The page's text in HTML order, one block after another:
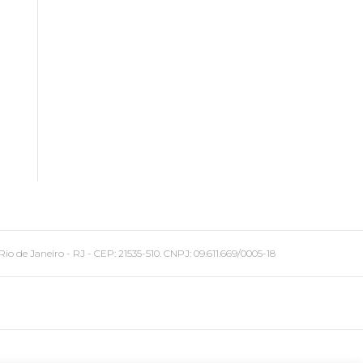
Janeiro - RJ - CEP: 21535-510. CNPJ: 09.611.669/0005-18